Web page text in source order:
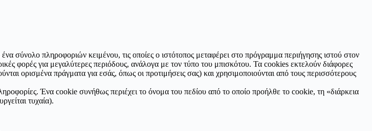
σύνολο πληροφοριών κειμένου, τις οποίες ο ιστότοπος μεταφέρει στο πρόγραμμα περιήγησης ιστού στον
φορές για μεγαλύτερες περιόδους, ανάλογα με τον τύπο του μπισκότου. Τα cookies εκτελούν διάφορες
ορισμένα πράγματα για εσάς, όπως οι προτιμήσεις σας) και χρησιμοποιούνται από τους περισσότερους
Ένα cookie συνήθως περιέχει το όνομα του πεδίου από το οποίο προήλθε το cookie, τη «διάρκεια
τυχαία).